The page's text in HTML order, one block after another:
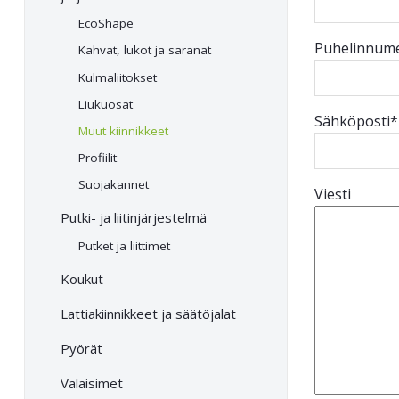
EcoShape
Kahvat, lukot ja saranat
Kulmaliitokset
Liukuosat
Muut kiinnikkeet
Profiilit
Suojakannet
Putki- ja liitin­järjestelmä
Putket ja liittimet
Koukut
Lattia­kiinnikkeet ja säätö­jalat
Pyörät
Valaisimet
Sähköposti*
Viesti